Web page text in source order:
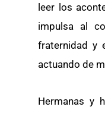
leer los
impulsa al
fraternidad y
actuando de
Hermanas y